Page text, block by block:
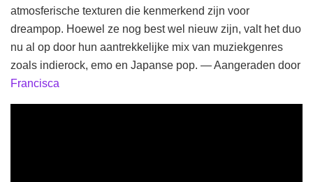
atmosferische texturen die kenmerkend zijn voor
dreampop. Hoewel ze nog best wel nieuw zijn, valt het duo
nu al op door hun aantrekkelijke mix van muziekgenres
zoals indierock, emo en Japanse pop. — Aangeraden door
Francisca